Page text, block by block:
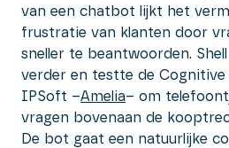
van een chatbot lijkt het
frustratie van klanten door
sneller te beantwoorden.
verder en testte de Cognitive
IPSoft –Amelia– om
vragen bovenaan de
De bot gaat een natuurlijke